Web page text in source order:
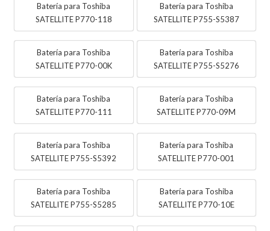
Batería para Toshiba
SATELLITE P770-118
Batería para Toshiba
SATELLITE P755-S5387
Batería para Toshiba
SATELLITE P770-00K
Batería para Toshiba
SATELLITE P755-S5276
Batería para Toshiba
SATELLITE P770-111
Batería para Toshiba
SATELLITE P770-09M
Batería para Toshiba
SATELLITE P755-S5392
Batería para Toshiba
SATELLITE P770-001
Batería para Toshiba
SATELLITE P755-S5285
Batería para Toshiba
SATELLITE P770-10E